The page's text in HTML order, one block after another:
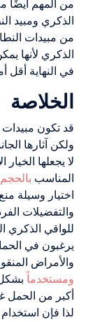
من المهم أيضًا
الذكري ومبيد
من مبيدات
الذكري لأنها
في النهاية أقل
الخلاصة
قد تكون مبيدات
ولكن آثارها
لا يجعلها
المناسب
اختيار وسيلة
والتفضيلات
للواقي الذكري
يرغبون في
والأمراض
ومستخدماً
أكبر من الحمل
لذا فإن